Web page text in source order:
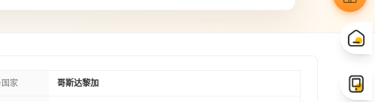
16USD
17USD
¥163.81
家 哥斯达黎加